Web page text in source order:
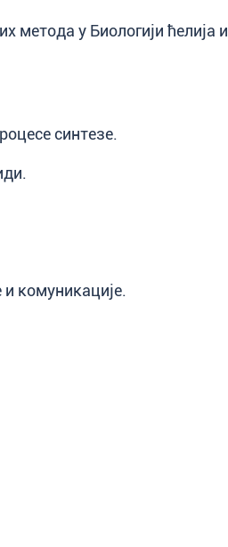
метода у Биологији ћелија и
синтезе.
комуникације.